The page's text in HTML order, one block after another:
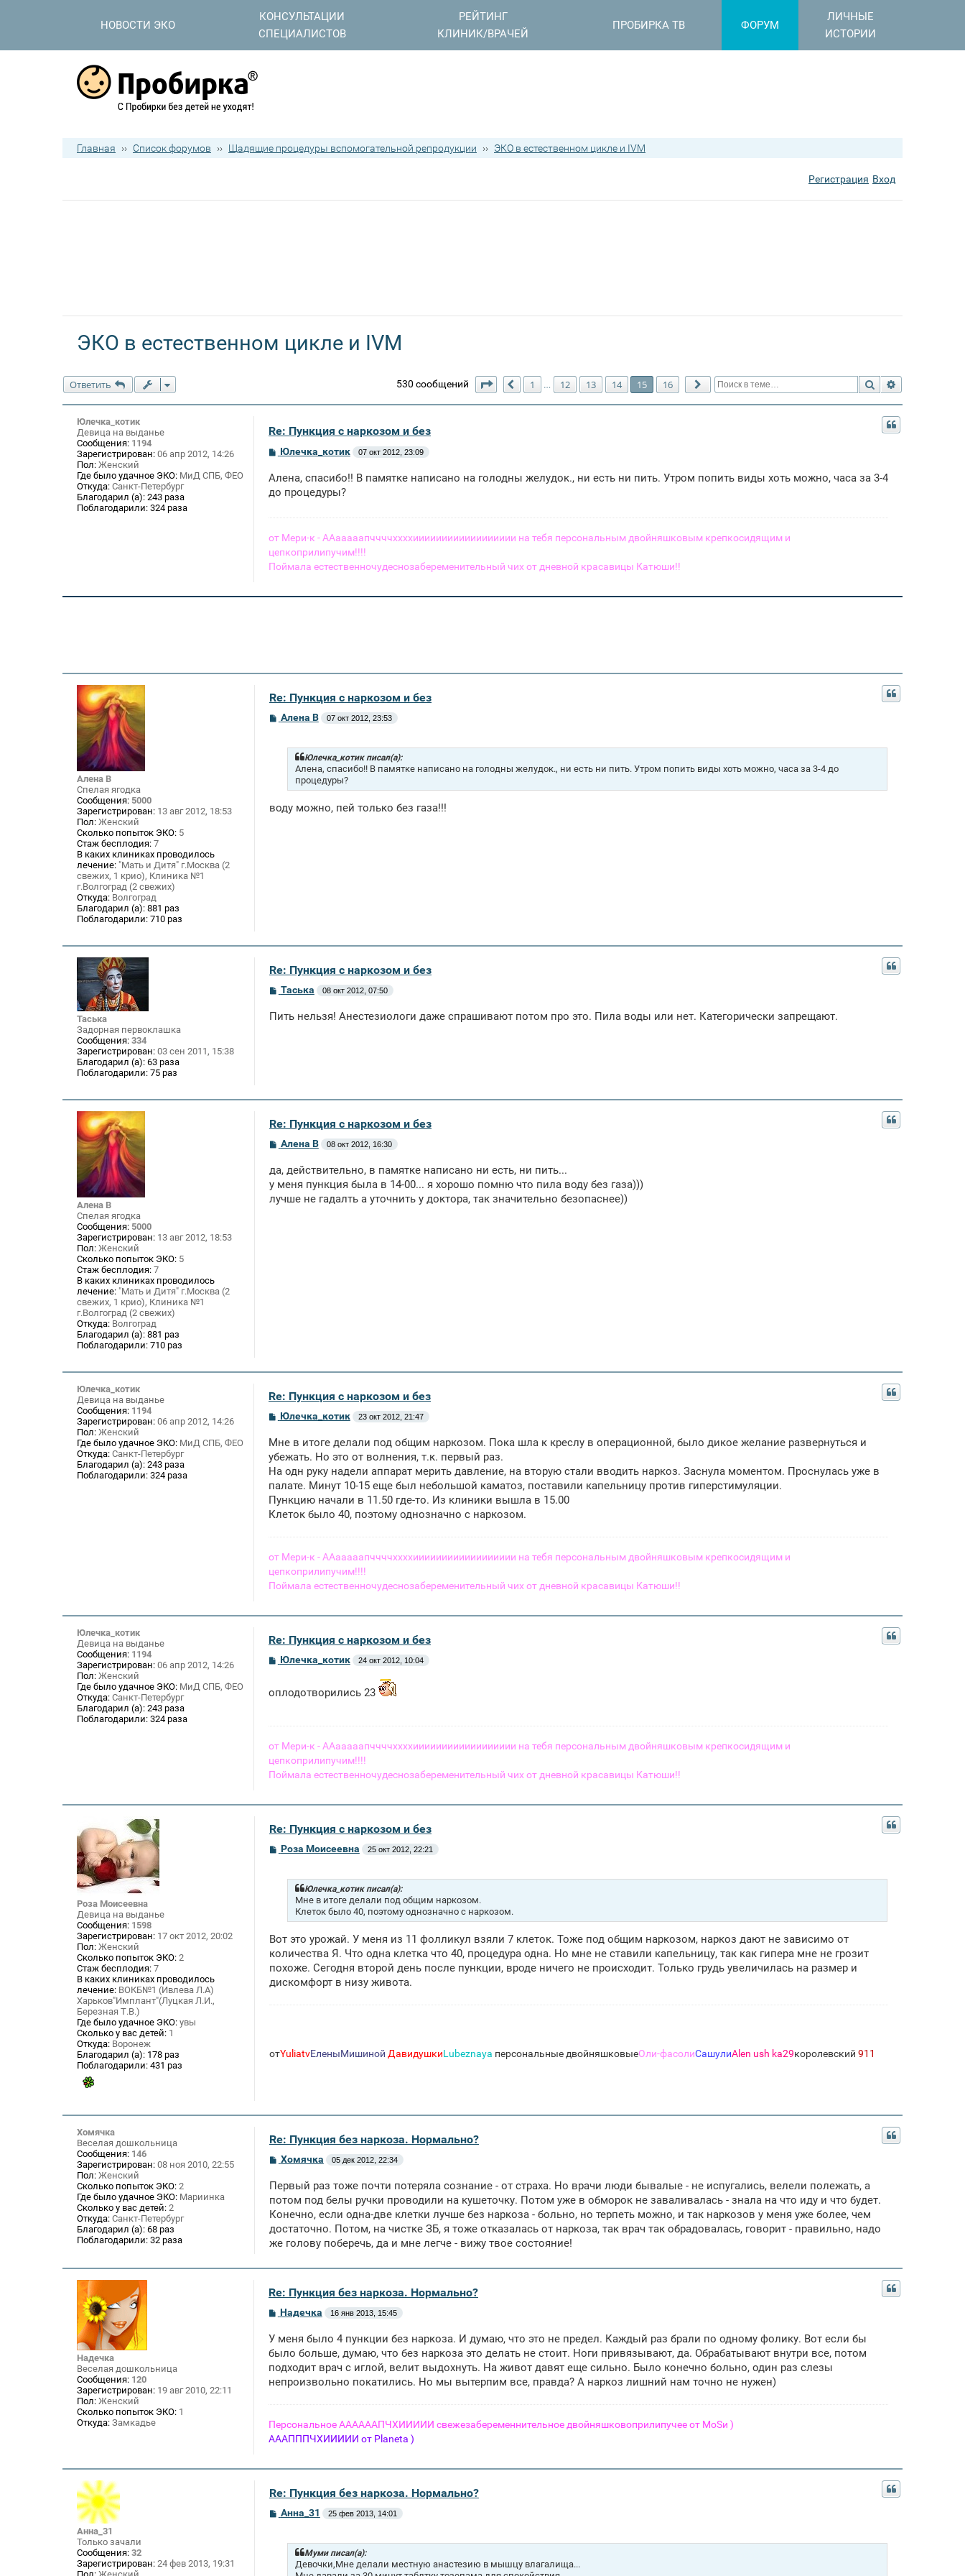
НОВОСТИ ЭКО
КОНСУЛЬТАЦИИ
СПЕЦИАЛИСТОВ
РЕЙТИНГ
КЛИНИК/ВРАЧЕЙ
ПРОБИРКА ТВ ФОРУМ
ЛИЧНЫЕ
ИСТОРИИ
Главная ›› Список форумов ›› Щадящие процедуры вспомогательной репродукции ›› ЭКО в естественном цикле и IVM
Регистрация Вход
ЭКО в естественном цикле и IVM
Ответить Поиск
530 сообщений Страница 15 из16
Пред.
1 … 12 13 14 15 16 След.
Юлечка_котик
Девица на выданье
Сообщения: 1194
Зарегистрирован: 06 апр 2012, 14:26
Пол: Женский
Где было удачное ЭКО: МиД СПБ, ФЕО
Откуда: Санкт-Петербург
Благодарил (а): 243 раза
Поблагодарили: 324 раза
Re: Пункция с наркозом и без
С
б
щ
Юлечка_котик 07 окт 2012, 23:09
Алена, спасибо!! В памятке написано на голодны желудок., ни есть ни пить. Утром попить виды хоть можно, часа за 3-4
до процедуры?
от Мери-к - ААааааапччччххххииииииииииииииииии на тебя персональным двойняшковым крепкосидящим и
цепкоприлипучим!!!!
Поймала естественночудеснозабеременительный чих от дневной красавицы Катюши!!
Алена В
Спелая ягодка
Сообщения: 5000
Зарегистрирован: 13 авг 2012, 18:53
Пол: Женский
Сколько попыток ЭКО: 5
Стаж бесплодия: 7
В каких клиниках проводилось
лечение: "Мать и Дитя" г.Москва (2
свежих, 1 крио), Клиника №1
г.Волгоград (2 свежих)
Откуда: Волгоград
Благодарил (а): 881 раз
Поблагодарили: 710 раз
Re: Пункция с наркозом и без
С
Алена В 07 окт 2012, 23:53
Юлечка_котик писал(а):
Алена, спасибо!! В памятке написано на голодны желудок., ни есть ни пить. Утром попить виды хоть можно, часа за 3-4 до
процедуры?
воду можно, пей только без газа!!!
Таська
Задорная первоклашка
Сообщения: 334
Зарегистрирован: 03 сен 2011, 15:38
Благодарил (а): 63 раза
Поблагодарили: 75 раз
Re: Пункция с наркозом и без
С
б
Таська 08 окт 2012, 07:50
Пить нельзя! Анестезиологи даже спрашивают потом про это. Пила воды или нет. Категорически запрещают.
Алена В
Спелая ягодка
Сообщения: 5000
Зарегистрирован: 13 авг 2012, 18:53
Пол: Женский
Сколько попыток ЭКО: 5
Стаж бесплодия: 7
В каких клиниках проводилось
лечение: "Мать и Дитя" г.Москва (2
свежих, 1 крио), Клиника №1
г.Волгоград (2 свежих)
Откуда: Волгоград
Благодарил (а): 881 раз
Поблагодарили: 710 раз
Re: Пункция с наркозом и без
С
б
щ
н
Алена В 08 окт 2012, 16:30
да, действительно, в памятке написано ни есть, ни пить...
у меня пункция была в 14-00... я хорошо помню что пила воду без газа)))
лучше не гадалть а уточнить у доктора, так значительно безопаснее))
Юлечка_котик
Девица на выданье
Сообщения: 1194
Зарегистрирован: 06 апр 2012, 14:26
Пол: Женский
Где было удачное ЭКО: МиД СПБ, ФЕО
Откуда: Санкт-Петербург
Благодарил (а): 243 раза
Поблагодарили: 324 раза
Re: Пункция с наркозом и без
С
б
щ
н
и
Юлечка_котик 23 окт 2012, 21:47
Мне в итоге делали под общим наркозом. Пока шла к креслу в операционной, было дикое желание развернуться и
убежать. Но это от волнения, т.к. первый раз.
На одн руку надели аппарат мерить давление, на вторую стали вводить наркоз. Заснула моментом. Проснулась уже в
палате. Минут 10-15 еще был небольшой каматоз, поставили капельницу против гиперстимуляции.
Пункцию начали в 11.50 где-то. Из клиники вышла в 15.00
Клеток было 40, поэтому однозначно с наркозом.
от Мери-к - ААааааапччччххххииииииииииииииииии на тебя персональным двойняшковым крепкосидящим и
цепкоприлипучим!!!!
Поймала естественночудеснозабеременительный чих от дневной красавицы Катюши!!
Юлечка_котик
Девица на выданье
Сообщения: 1194
Зарегистрирован: 06 апр 2012, 14:26
Пол: Женский
Где было удачное ЭКО: МиД СПБ, ФЕО
Откуда: Санкт-Петербург
Благодарил (а): 243 раза
Поблагодарили: 324 раза
Re: Пункция с наркозом и без
С
б
щ
Юлечка_котик 24 окт 2012, 10:04
оплодотворились 23
от Мери-к - ААааааапччччххххииииииииииииииииии на тебя персональным двойняшковым крепкосидящим и
цепкоприлипучим!!!!
Поймала естественночудеснозабеременительный чих от дневной красавицы Катюши!!
Роза Моисеевна
Девица на выданье
Сообщения: 1598
Зарегистрирован: 17 окт 2012, 20:02
Пол: Женский
Сколько попыток ЭКО: 2
Стаж бесплодия: 7
В каких клиниках проводилось
лечение: ВОКБ№1 (Ивлева Л.А)
Харьков"Имплант"(Луцкая Л.И.,
Березная Т.В.)
Где было удачное ЭКО: увы
Сколько у вас детей: 1
Откуда: Воронеж
Благодарил (а): 178 раз
Поблагодарили: 431 раз
Re: Пункция с наркозом и без
СРоза Моисеевна 25 окт 2012, 22:21
Юлечка_котик писал(а):
Мне в итоге делали под общим наркозом.
Клеток было 40, поэтому однозначно с наркозом.
Вот это урожай. У меня из 11 фолликул взяли 7 клеток. Тоже под общим наркозом, наркоз дают не зависимо от
количества Я. Что одна клетка что 40, процедура одна. Но мне не ставили капельницу, так как гипера мне не грозит
похоже. Сегодня второй день после пункции, вроде ничего не происходит. Только грудь увеличилась на размер и
дискомфорт в низу живота.
отYuliatvЕленыМишиной ДавидушкиLubeznaya персональные двойняшковыеОли-фасолиСашулиAlen ush ka29королевский 911
Хомячка
Веселая дошкольница
Сообщения: 146
Зарегистрирован: 08 ноя 2010, 22:55
Пол: Женский
Сколько попыток ЭКО: 2
Где было удачное ЭКО: Мариинка
Сколько у вас детей: 2
Откуда: Санкт-Петербург
Благодарил (а): 68 раз
Поблагодарили: 32 раза
Re: Пункция без наркоза. Нормально?
С
б
щ
н
и
Хомячка 05 дек 2012, 22:34
Первый раз тоже почти потеряла сознание - от страха. Но врачи люди бывалые - не испугались, велели полежать, а
потом под белы ручки проводили на кушеточку. Потом уже в обморок не заваливалась - знала на что иду и что будет.
Конечно, если одна-две клетки лучше без наркоза - больно, но терпеть можно, и так наркозов у меня уже более, чем
достаточно. Потом, на чистке ЗБ, я тоже отказалась от наркоза, так врач так обрадовалась, говорит - правильно, надо
же голову поберечь, да и мне легче - вижу твое состояние!
Надечка
Веселая дошкольница
Сообщения: 120
Зарегистрирован: 19 авг 2010, 22:11
Пол: Женский
Сколько попыток ЭКО: 1
Откуда: Замкадье
Re: Пункция без наркоза. Нормально?
С
б
щ
н
и
Надечка 16 янв 2013, 15:45
У меня было 4 пункции без наркоза. И думаю, что это не предел. Каждый раз брали по одному фолику. Вот если бы
было больше, думаю, что без наркоза это делать не стоит. Ноги привязывают, да. Обрабатывают внутри все, потом
подходит врач с иглой, велит выдохнуть. На живот давят еще сильно. Было конечно больно, один раз слезы
непроизвольно покатились. Но мы вытерпим все, правда? А наркоз лишний нам точно не нужен)
Персональное ААААААПЧХИИИИИ свежезабеременнительное двойняшковоприлипучее от МоSи )
АААПППЧХИИИИИ от Planeta )
Анна_31
Только зачали
Сообщения: 32
Зарегистрирован: 24 фев 2013, 19:31
Re: Пункция без наркоза. Нормально?
С
Анна_31 25 фев 2013, 14:01
Муми писал(а):
Девочки,Мне делали местную анастезию в мышцу влагалища...